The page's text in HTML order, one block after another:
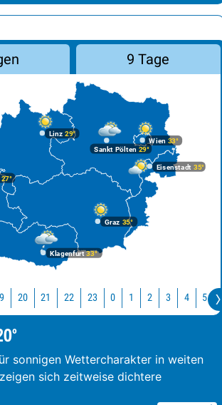
9 Tage
Graz 35°
Klagenfurt33°
Linz 29°
Wien 33°
Eisenstadt 35°
Sankt Pölten 29°
20 21 22 23 0 1 2 3 4 5
sonnigen Wettercharakter in weiten
sich zeitweise dichtere